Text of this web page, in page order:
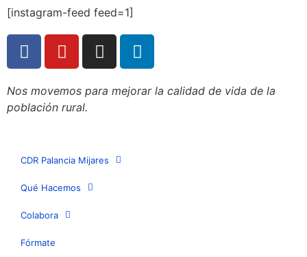
[instagram-feed feed=1]
Nos movemos para mejorar la calidad de vida de la
población rural.
CDR Palancia Mijares
Qué Hacemos
Colabora
Fórmate